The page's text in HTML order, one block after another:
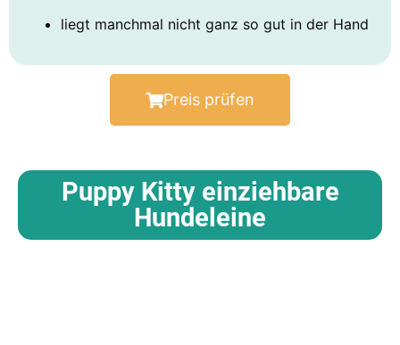
liegt manchmal nicht ganz so gut in der Hand
Preis prüfen
Puppy Kitty einziehbare
Hundeleine